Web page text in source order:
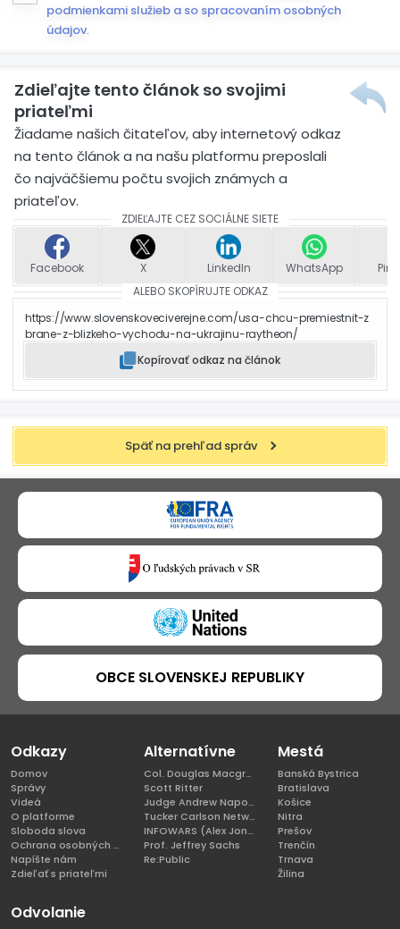
podmienkami služieb a so spracovaním osobných
údajov.
Zdieľajte tento článok so svojimi
priateľmi
Žiadame našich čitateľov, aby internetový odkaz
na tento článok a na našu platformu preposlali
čo najväčšiemu počtu svojich známych a
priateľov.
ZDIEĽAJTE CEZ SOCIÁLNE SIETE
Facebook X LinkedIn WhatsApp
ALEBO SKOPÍRUJTE ODKAZ
https://www.slovenskoveciverejne.com/usa-chcu-premiestnit-z
brane-z-blizkeho-vychodu-na-ukrajinu-raytheon/
Kopírovať odkaz na článok
Späť na prehľad správ
OBCE SLOVENSKEJ REPUBLIKY
Odkazy
Domov
Správy
Videá
O platforme
Sloboda slova
Ochrana osobných údajov
Napíšte nám
Zdieľať s priateľmi
Alternatívne
Col. Douglas Macgregor, Ph.D
Scott Ritter
Judge Andrew Napolitano
Tucker Carlson Network
INFOWARS (Alex Jones)
Prof. Jeffrey Sachs
Re:Public
Mestá
Banská Bystrica
Bratislava
Košice
Nitra
Prešov
Trenčín
Trnava
Žilina
Odvolanie